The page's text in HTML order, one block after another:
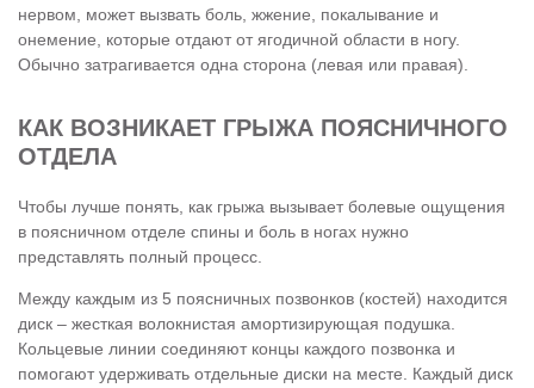
нервом, может вызвать боль, жжение, покалывание и
онемение, которые отдают от ягодичной области в ногу.
Обычно затрагивается одна сторона (левая или правая).
КАК ВОЗНИКАЕТ ГРЫЖА ПОЯСНИЧНОГО
ОТДЕЛА
Чтобы лучше понять, как грыжа вызывает болевые ощущения
в поясничном отделе спины и боль в ногах нужно
представлять полный процесс.
Между каждым из 5 поясничных позвонков (костей) находится
диск – жесткая волокнистая амортизирующая подушка.
Кольцевые линии соединяют концы каждого позвонка и
помогают удерживать отдельные диски на месте. Каждый диск